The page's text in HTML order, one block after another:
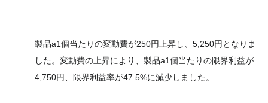
製品a1個当たりの変動費が250円上昇し、5,250円となりま
した。変動費の上昇により、製品a1個当たりの限界利益が
4,750円、限界利益率が47.5%に減少しました。